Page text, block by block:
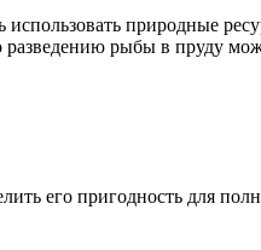
природные
рыбы в пруду
его пригодность для